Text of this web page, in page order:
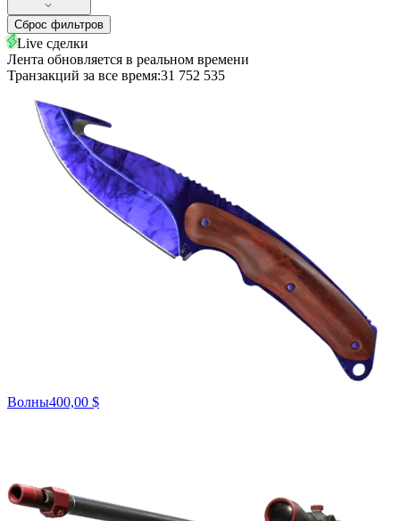
Сброс фильтров
Live сделки
Лента обновляется в реальном времени
Транзакций за все время:31 752 535
Волны400,00 $